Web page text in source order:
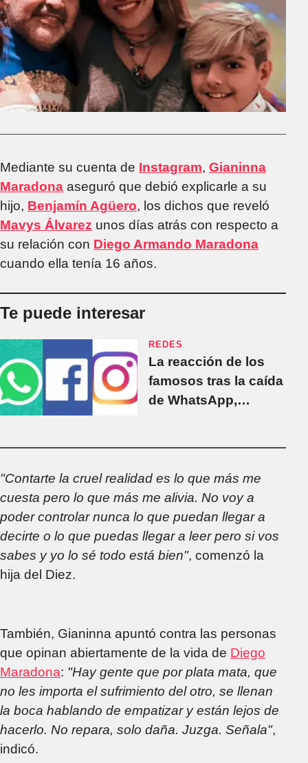
Mediante su cuenta de Instagram, Gianinna
Maradona aseguró que debió explicarle a su
hijo, Benjamín Agüero, los dichos que reveló
Mavys Álvarez unos días atrás con respecto a
su relación con Diego Armando Maradona
cuando ella tenía 16 años.
Te puede interesar
REDES
La reacción de los
famosos tras la caída
de WhatsApp,
"Contarte la cruel realidad es lo que más me
cuesta pero lo que más me alivia. No voy a
poder controlar nunca lo que puedan llegar a
decirte o lo que puedas llegar a leer pero si vos
sabes y yo lo sé todo está bien", comenzó la
hija del Diez.
También, Gianinna apuntó contra las personas
que opinan abiertamente de la vida de Diego
Maradona: "Hay gente que por plata mata, que
no les importa el sufrimiento del otro, se llenan
la boca hablando de empatizar y están lejos de
hacerlo. No repara, solo daña. Juzga. Señala",
indicó.